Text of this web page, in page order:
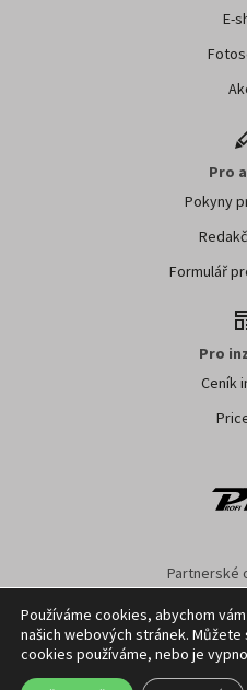
E-
Pro
Pokyny
Formulář
Pro
Ceník
Partnerské
Nastavení cookies GDPR
Používáme cookies, abychom
našich webových stránek.
cookies používáme, nebo je